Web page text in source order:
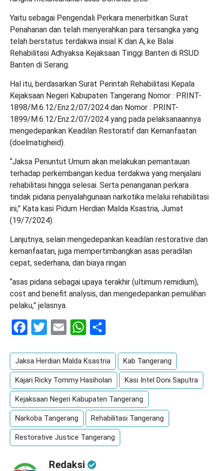
Yaitu sebagai Pengendali Perkara menerbitkan Surat
Penahanan dan telah menyerahkan para tersangka yang
telah berstatus terdakwa insial K dan A, ke Balai
Rehabilitasi Adhyaksa Kejaksaan Tinggi Banten di RSUD
Banten di Serang.
Hal itu, berdasarkan Surat Perintah Rehabilitasi Kepala
Kejaksaan Negeri Kabupaten Tangerang Nomor : PRINT-
1898/M.6.12/Enz.2/07/2024 dan Nomor : PRINT-
1899/M.6.12/Enz.2/07/2024 yang pada pelaksanaannya
mengedepankan Keadilan Restoratif dan Kemanfaatan
(doelmatigheid).
“Jaksa Penuntut Umum akan melakukan pemantauan
terhadap perkembangan kedua terdakwa yang menjalani
rehabilitasi hingga selesai. Serta penanganan perkara
tindak pidana penyalahgunaan narkotika melalui rehabilitasi
ini,” Kata kasi Pidum Herdian Malda Ksastria, Jumat
(19/7/2024).
Lanjutnya, selain mengedepankan keadilan restorative dan
kemanfaatan, juga mempertimbangkan asas peradilan
cepat, sederhana, dan biaya ringan
“asas pidana sebagai upaya terakhir (ultimum remidium),
cost and benefit analysis, dan mengedepankan pemulihan
pelaku,” jelasnya.
Facebook
Twitter
EmailWhatsApp
Jaksa Herdian Malda Ksastria Kab Tangerang
Kajari Ricky Tommy Hasiholan Kasi Intel Doni Saputra
Kejaksaan Negeri Kabupaten Tangerang
Narkoba Tangerang Rehabilitasi Tangerang
Restorative Justice Tangerang
Redaksi